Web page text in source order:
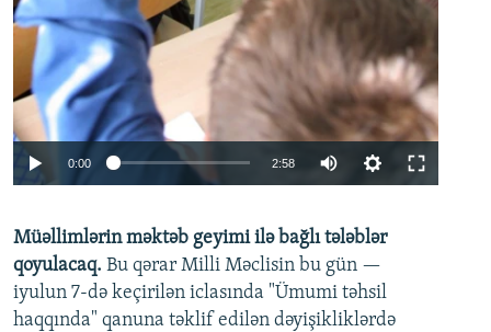
0:00 2:58
360p
480p
720p
Müəllimlərin məktəb geyimi ilə bağlı tələblər
qoyulacaq. Bu qərar Milli Məclisin bu gün —
iyulun 7-də keçirilən iclasında "Ümumi təhsil
haqqında" qanuna təklif edilən dəyişikliklərdə